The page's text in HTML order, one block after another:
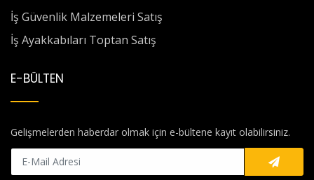
İş Güvenlik Malzemeleri Satış
İş Ayakkabıları Toptan Satış
E-BÜLTEN
Gelişmelerden haberdar olmak için e-bültene kayıt olabilirsiniz.